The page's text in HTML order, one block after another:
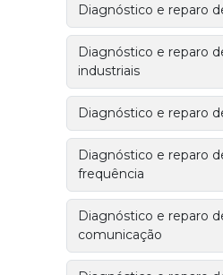
Diagnóstico e reparo
Diagnóstico e reparo
industriais
Diagnóstico e reparo
Diagnóstico e reparo
frequência
Diagnóstico e reparo
comunicação